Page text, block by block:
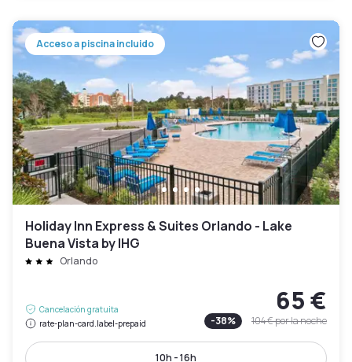
Acceso a piscina incluido
Holiday Inn Express & Suites Orlando - Lake
Buena Vista by IHG
Orlando
Cancelación gratuita
rate-plan-card.label-prepaid
65 €
-38% 104 €por la noche
10h - 16h